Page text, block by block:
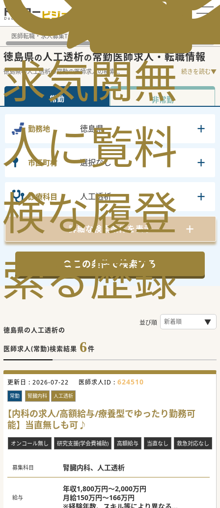
電話でのお問い合わせ：平日9:30-19:00
求
人
検
索
気
に
な
る
閲
覧
履
歴
無
料
登
録
医師転職・求人募集TOP
徳島県の人工透析の常勤医師求人・転職情報
徳島県の人工透析の常勤の医師求人の検索 ... 続きを読む▼
常勤 非常勤
勤務地 徳島県
市区町村 選択なし
診療科目 人工透析
詳細な検索条件を表示
この条件で検索する
徳島県の人工透析の
医師求人(常勤)検索結果 6件
並び順
更新日 : 2026-07-22 医師求人ID : 624510
常勤 腎臓内科 人工透析
【内科の求人/高額給与/療養型でゆったり勤務可
能】当直無しも可♪
オンコール無し 研究支援(学会費補助) 高額給与 当直なし 救急対応なし
募集科目 腎臓内科、人工透析
給与
年収1,800万円～2,000万円
月給150万円～166万円